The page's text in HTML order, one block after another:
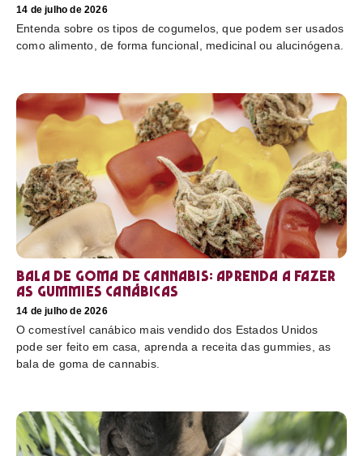
14 de julho de 2026
Entenda sobre os tipos de cogumelos, que podem ser usados
como alimento, de forma funcional, medicinal ou alucinógena.
Bala de goma de cannabis: aprenda a fazer
as gummies canábicas
14 de julho de 2026
O comestível canábico mais vendido dos Estados Unidos
pode ser feito em casa, aprenda a receita das gummies, as
bala de goma de cannabis.